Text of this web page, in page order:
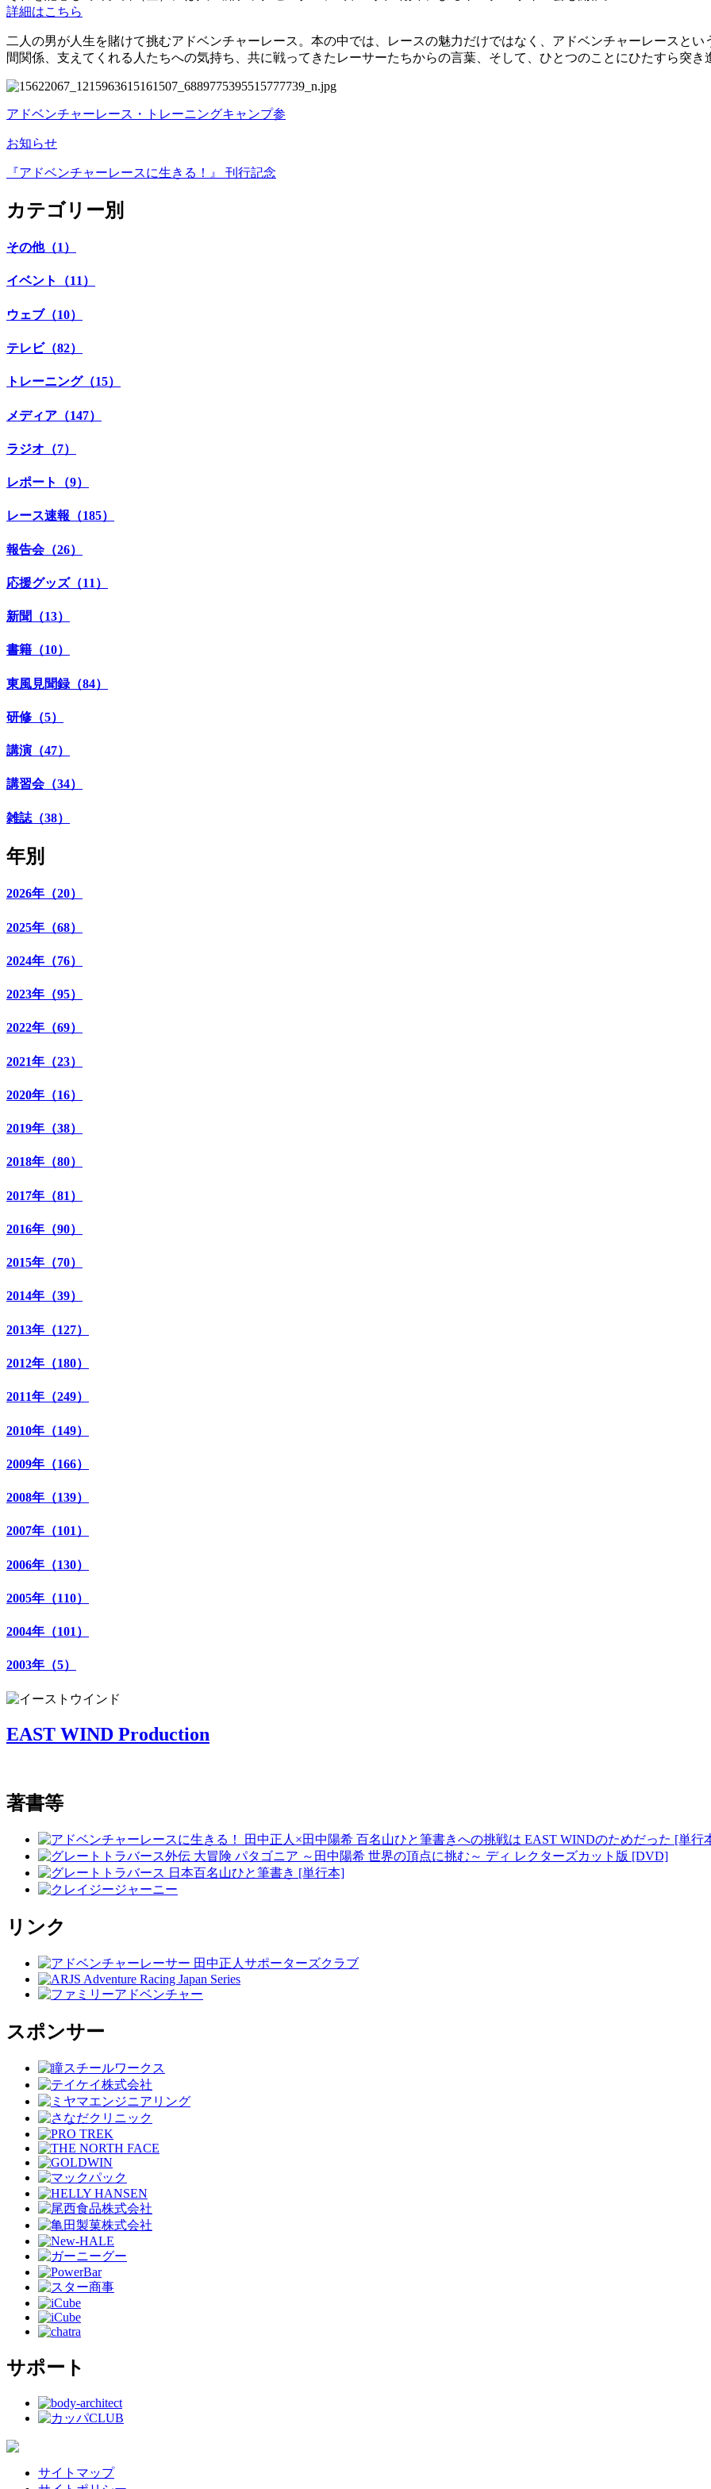
詳細はこちら
二人の男が人生を賭けて挑むアドベンチャーレース。本の中では、レースの魅力だけではなく、アドベンチャーレースと
間関係、支えてくれる人たちへの気持ち、共に戦ってきたレーサーたちからの言葉、そして、ひとつのことにひたすら突
アドベンチャーレース・トレーニングキャンプ参
お知らせ
『アドベンチャーレースに生きる！』 刊行記念
カテゴリー別
その他（1）
イベント（11）
ウェブ（10）
テレビ（82）
トレーニング（15）
メディア（147）
ラジオ（7）
レポート（9）
レース速報（185）
報告会（26）
応援グッズ（11）
新聞（13）
書籍（10）
東風見聞録（84）
研修（5）
講演（47）
講習会（34）
雑誌（38）
年別
2026年（20）
2025年（68）
2024年（76）
2023年（95）
2022年（69）
2021年（23）
2020年（16）
2019年（38）
2018年（80）
2017年（81）
2016年（90）
2015年（70）
2014年（39）
2013年（127）
2012年（180）
2011年（249）
2010年（149）
2009年（166）
2008年（139）
2007年（101）
2006年（130）
2005年（110）
2004年（101）
2003年（5）
EAST WIND Production
著書等
リンク
スポンサー
サポート
サイトマップ